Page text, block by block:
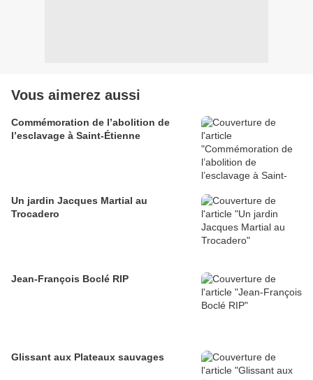
Vous aimerez aussi
Commémoration de l’abolition de
l’esclavage à Saint-Étienne
Un jardin Jacques Martial au
Trocadero
Jean-François Boclé RIP
Glissant aux Plateaux sauvages